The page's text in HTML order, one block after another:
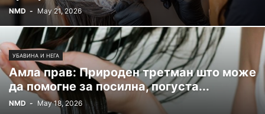
NMD - May 21, 2026
УБАВИНА И НЕГА
Амла прав: Природен третман што може
да помогне за посилна, погуста...
NMD - May 18, 2026